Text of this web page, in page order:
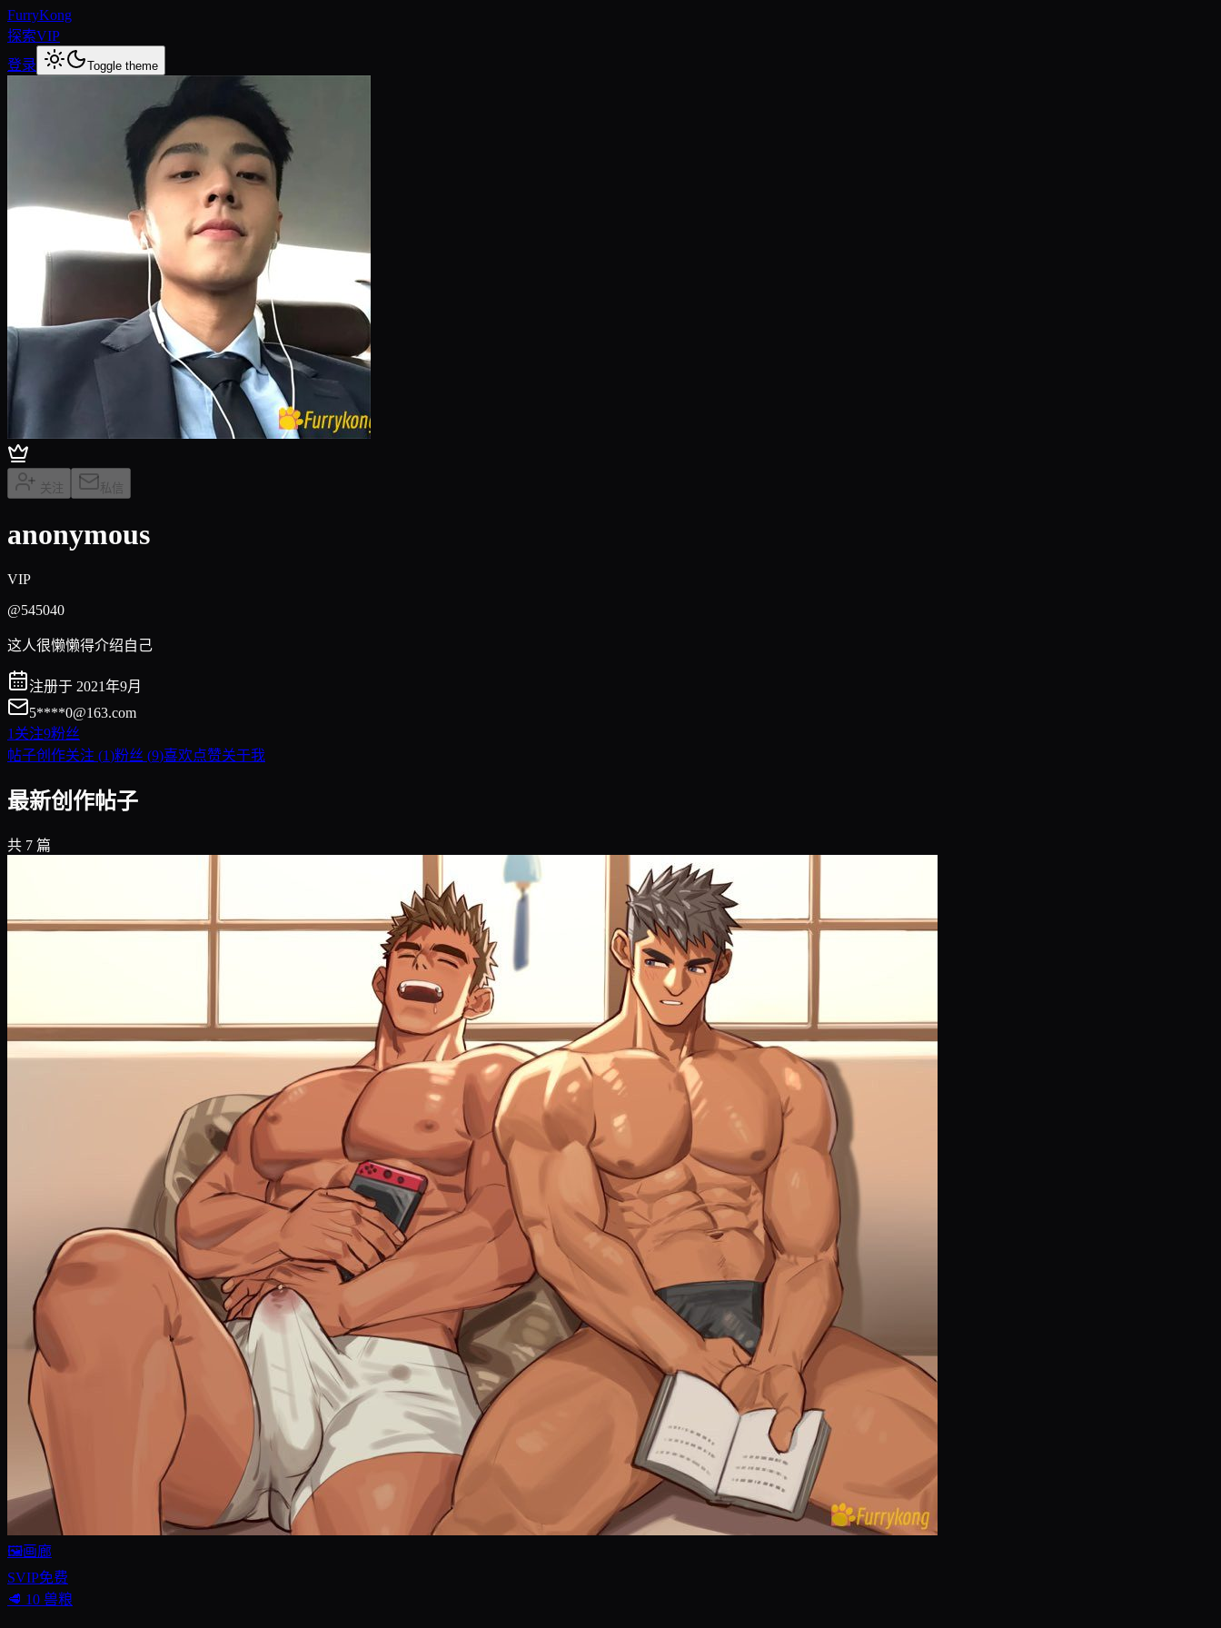
FurryKong
探索VIP
登录
Toggle theme
关注 私信
anonymous
VIP
@545040
这人很懒懒得介绍自己
注册于 2021年9月
5****0@163.com
1 关注9粉丝
帖子创作关注 (1)粉丝 (9)喜欢点赞关于我
最新创作帖子
共 7 篇
🖼️画廊
SVIP免费
🥩 10 兽粮